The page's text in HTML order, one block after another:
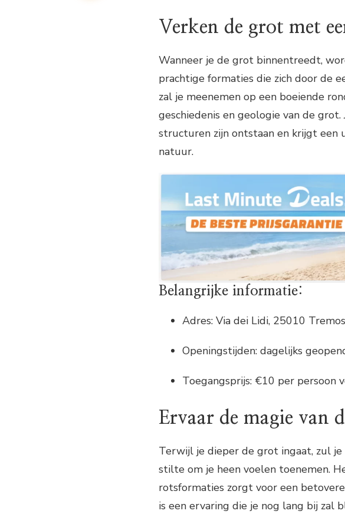
Verken de grot met
Wanneer je de grot binnentreedt,
prachtige formaties die zich door de
zal je meenemen op een boeiende
geschiedenis en geologie van de
structuren zijn ontstaan en krijgt een
natuur.
Belangrijke informatie:
Adres: Via dei Lidi, 25010
Openingstijden: dagelijks
Toegangsprijs: €10 per persoon
Ervaar de magie van
Terwijl je dieper de grot ingaat, zul
stilte om je heen voelen toenemen.
rotsformaties zorgt voor een
is een ervaring die je nog lang bij zal